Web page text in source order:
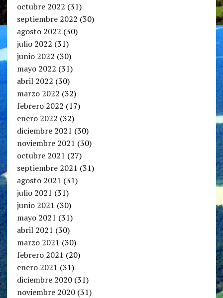
octubre 2022 (31)
septiembre 2022 (30)
agosto 2022 (30)
julio 2022 (31)
junio 2022 (30)
mayo 2022 (31)
abril 2022 (30)
marzo 2022 (32)
febrero 2022 (17)
enero 2022 (32)
diciembre 2021 (30)
noviembre 2021 (30)
octubre 2021 (27)
septiembre 2021 (31)
agosto 2021 (31)
julio 2021 (31)
junio 2021 (30)
mayo 2021 (31)
abril 2021 (30)
marzo 2021 (30)
febrero 2021 (20)
enero 2021 (31)
diciembre 2020(31)
noviembre 2020(31)